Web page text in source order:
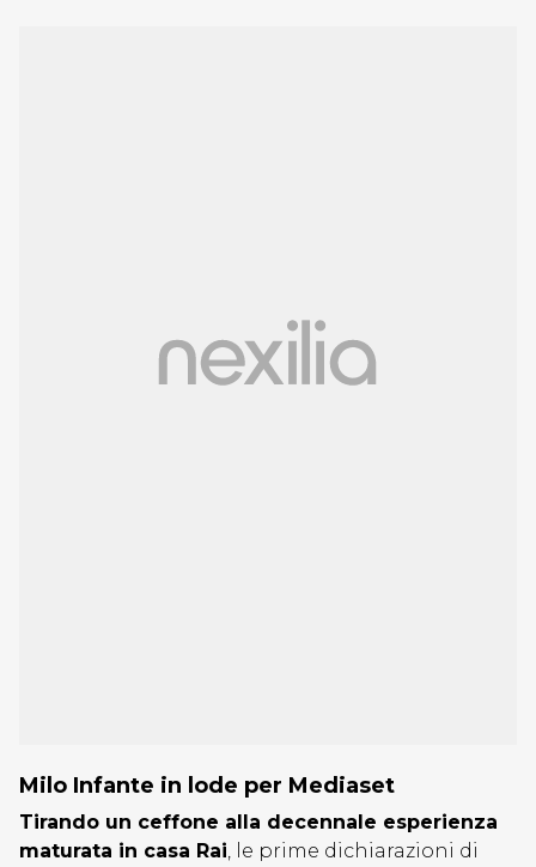
Milo Infante in lode per Mediaset
Tirando un ceffone alla decennale esperienza
maturata in casa Rai, le prime dichiarazioni di